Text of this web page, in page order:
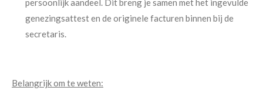
persoonlijk aandeel. Dit breng je samen met het ingevulde
genezingsattest en de originele facturen binnen bij de
secretaris.
Belangrijk om te weten: